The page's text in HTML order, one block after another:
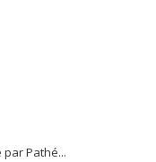
Pathé...